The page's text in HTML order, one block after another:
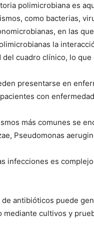
polimicrobiana es
como bacterias,
en las
la
del cuadro clínico, lo
presentarse en
con
más comunes se
Pseudomonas
infecciones es
antibióticos puede
mediante cultivos y